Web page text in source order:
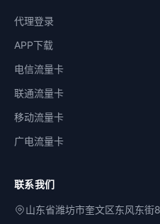
代理登录
APP下载
电信流量卡
联通流量卡
移动流量卡
广电流量卡
联系我们
山东省潍坊市奎文区东风东